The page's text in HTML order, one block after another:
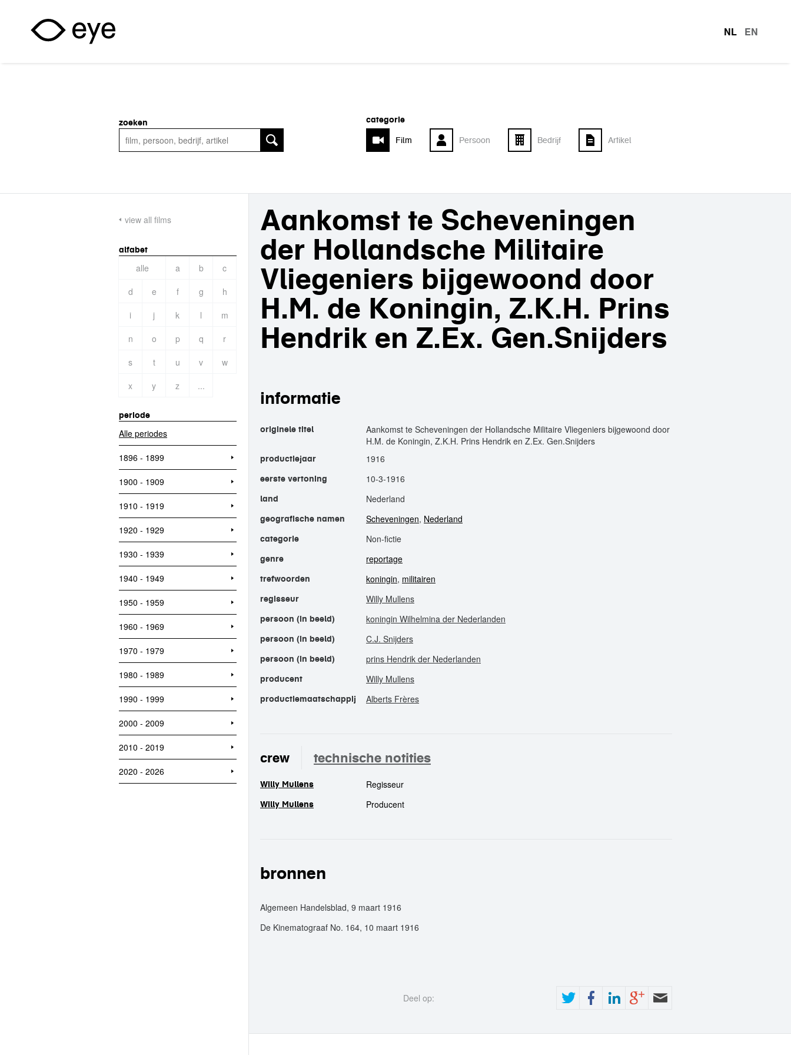
NL EN
categorie
Film
Persoon Bedrijf Artikel
zoeken
view all films
alfabet
alle a b
c
d
e f g
h
i
j k l
m
n
o p q
r
s
t u v
w
x
y z ...
periode
Alle periodes
1896 - 1899
1900 - 1909
1910 - 1919
1920 - 1929
1930 - 1939
1940 - 1949
1950 - 1959
1960 - 1969
1970 - 1979
1980 - 1989
1990 - 1999
2000 - 2009
2010 - 2019
2020 - 2026
Aankomst te Scheveningen
der Hollandsche Militaire
Vliegeniers bijgewoond door
H.M. de Koningin, Z.K.H. Prins
Hendrik en Z.Ex. Gen.Snijders
informatie
originele titel
Aankomst te Scheveningen der Hollandsche Militaire Vliegeniers bijgewoond door
H.M. de Koningin, Z.K.H. Prins Hendrik en Z.Ex. Gen.Snijders
productiejaar 1916
eerste vertoning 10-3-1916
land Nederland
geografische namen Scheveningen, Nederland
categorie Non-fictie
genre reportage
trefwoorden koningin, militairen
regisseur Willy Mullens
persoon (in beeld) koningin Wilhelmina der Nederlanden
persoon (in beeld) C.J. Snijders
persoon (in beeld) prins Hendrik der Nederlanden
producent Willy Mullens
productiemaatschappij Alberts Frères
crew technische notities
crew
Willy Mullens Regisseur
Willy Mullens Producent
bronnen
Algemeen Handelsblad, 9 maart 1916
De Kinematograaf No. 164, 10 maart 1916
Deel op: